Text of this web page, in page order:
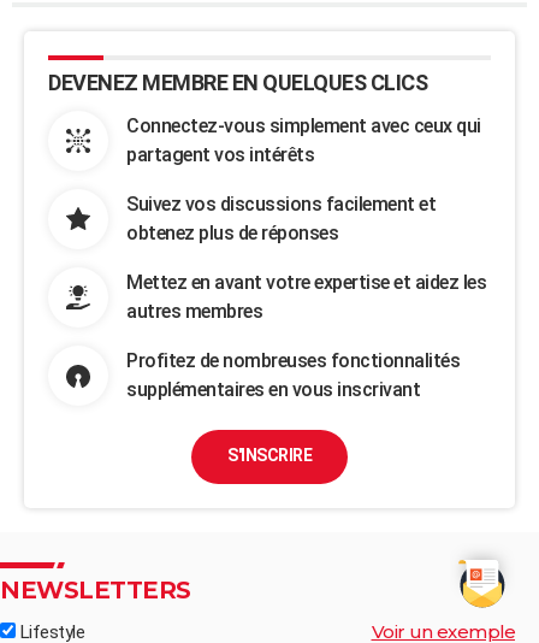
DEVENEZ MEMBRE EN QUELQUES CLICS
Connectez-vous simplement avec ceux qui
partagent vos intérêts
Suivez vos discussions facilement et
obtenez plus de réponses
Mettez en avant votre expertise et aidez les
autres membres
Profitez de nombreuses fonctionnalités
supplémentaires en vous inscrivant
S'INSCRIRE
NEWSLETTERS
Lifestyle Voir un exemple